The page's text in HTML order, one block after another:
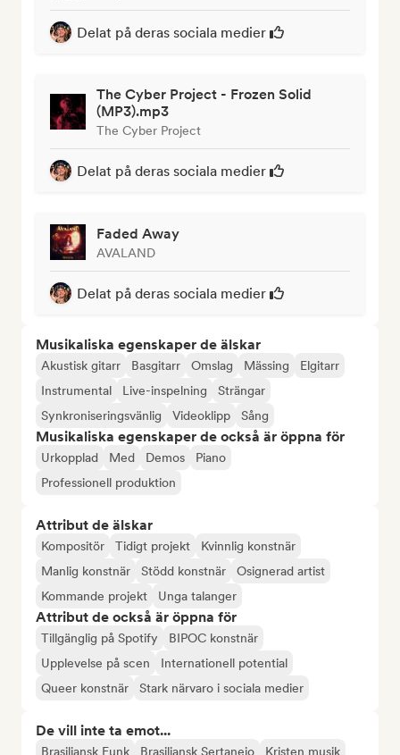
Delat på deras sociala medier
The Cyber Project - Frozen Solid
(MP3).mp3
The Cyber Project
Delat på deras sociala medier
Faded Away
AVALAND
Delat på deras sociala medier
Musikaliska egenskaper de älskar
Akustisk gitarr Basgitarr Omslag Mässing
Elgitarr
Instrumental
Live-inspelning
Strängar
Synkroniseringsvänlig
Videoklipp Sång
Musikaliska egenskaper de också är öppna för
Urkopplad Med Demos
Piano
Professionell produktion
Attribut de älskar
Kompositör Tidigt projekt
Kvinnlig konstnär
Manlig konstnär
Stödd konstnär
Osignerad artist
Kommande projekt
Unga talanger
Attribut de också är öppna för
Tillgänglig på Spotify
BIPOC konstnär
Upplevelse på scen
Internationell potential
Queer konstnär
Stark närvaro i sociala medier
De vill inte ta emot...
Brasiliansk Funk Brasiliansk Sertanejo Kristen musik